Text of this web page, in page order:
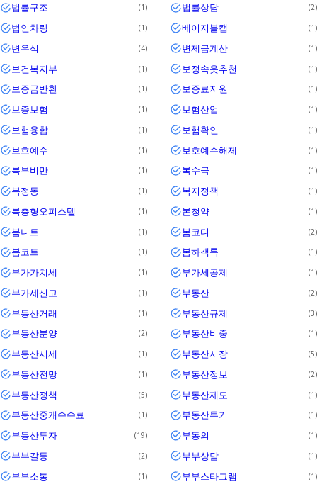
법률구조 1 법률상담 2
법인차량 1 베이지볼캡 1
변우석 4 변제금계산 1
보건복지부 1 보정속옷추천 1
보증금반환 1 보증료지원 1
보증보험 1 보험산업 1
보험융합 1 보험확인 1
보호예수 1 보호예수해제 1
복부비만 1 복수극 1
복정동 1 복지정책 1
복층형오피스텔 1 본청약 1
봄니트 1 봄코디 2
봄코트 1 봄하객룩 1
부가가치세 1 부가세공제 1
부가세신고 1 부동산 2
부동산거래 1 부동산규제 3
부동산분양 2 부동산비중 1
부동산시세 1 부동산시장 5
부동산전망 1 부동산정보 2
부동산정책 5 부동산제도 1
부동산중개수수료 1 부동산투기 1
부동산투자 19 부동의 1
부부갈등 2 부부상담 1
부부소통 1 부부스타그램 1